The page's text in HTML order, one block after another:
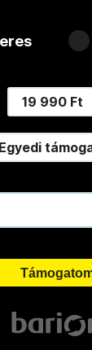
19 990 Ft
Egyedi